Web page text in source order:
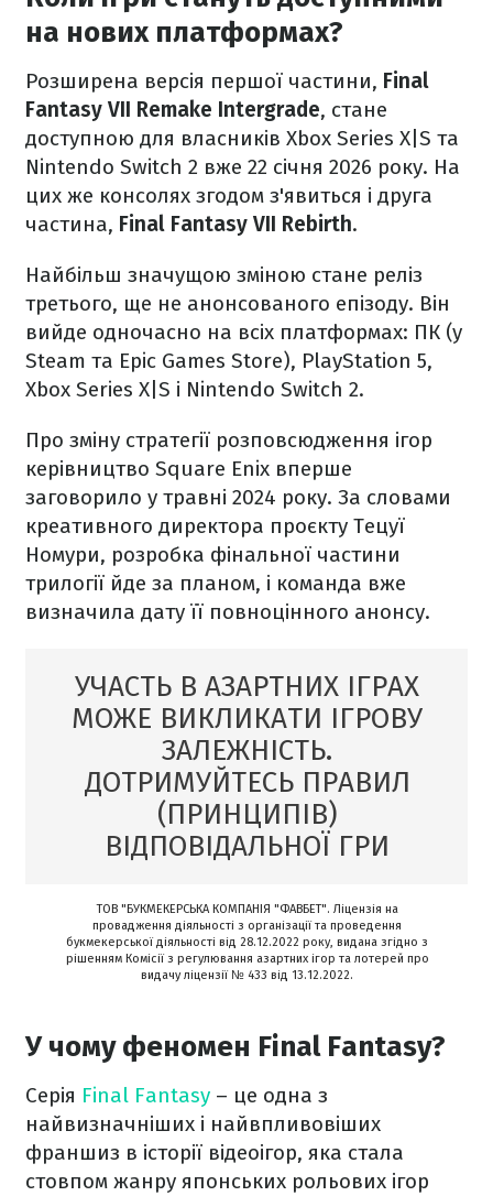
на нових платформах?
Розширена версія першої частини, Final
Fantasy VII Remake Intergrade, стане
доступною для власників Xbox Series X|S та
Nintendo Switch 2 вже 22 січня 2026 року. На
цих же консолях згодом з'явиться і друга
частина, Final Fantasy VII Rebirth.
Найбільш значущою зміною стане реліз
третього, ще не анонсованого епізоду. Він
вийде одночасно на всіх платформах: ПК (у
Steam та Epic Games Store), PlayStation 5,
Xbox Series X|S і Nintendo Switch 2.
Про зміну стратегії розповсюдження ігор
керівництво Square Enix вперше
заговорило у травні 2024 року. За словами
креативного директора проєкту Тецуї
Номури, розробка фінальної частини
трилогії йде за планом, і команда вже
визначила дату її повноцінного анонсу.
УЧАСТЬ В АЗАРТНИХ ІГРАХ
МОЖЕ ВИКЛИКАТИ ІГРОВУ
ЗАЛЕЖНІСТЬ.
ДОТРИМУЙТЕСЬ ПРАВИЛ
(ПРИНЦИПІВ)
ВІДПОВІДАЛЬНОЇ ГРИ
ТОВ "БУКМЕКЕРСЬКА КОМПАНІЯ "ФАВБЕТ". Ліцензія на
провадження діяльності з організації та проведення
букмекерської діяльності від 28.12.2022 року, видана згідно з
рішенням Комісії з регулювання азартних ігор та лотерей про
видачу ліцензії № 433 від 13.12.2022.
У чому феномен Final Fantasy?
Серія Final Fantasy – це одна з
найвизначніших і найвпливовіших
франшиз в історії відеоігор, яка стала
стовпом жанру японських рольових ігор